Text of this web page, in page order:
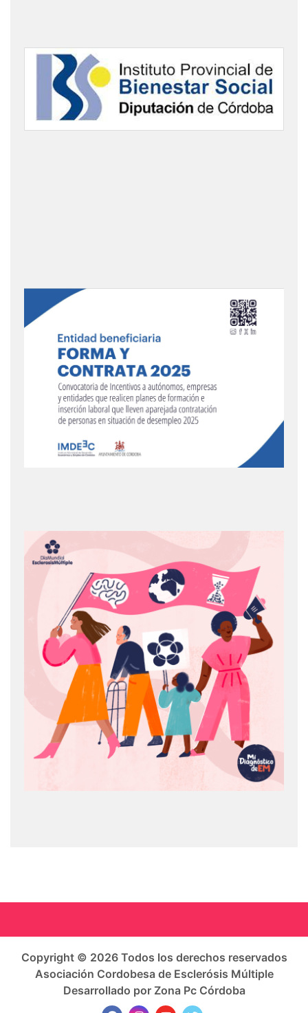
Copyright © 2026 Todos los derechos reservados
Asociación Cordobesa de Esclerósis Múltiple
Desarrollado por Zona Pc Córdoba